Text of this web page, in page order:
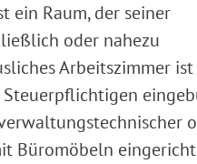
ein Raum, der seiner
oder nahezu
Arbeitszimmer ist
Büromöbeln